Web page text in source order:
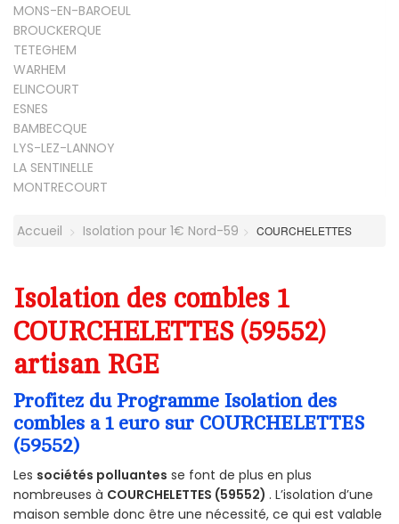
MONS-EN-BAROEUL
BROUCKERQUE
TETEGHEM
WARHEM
ELINCOURT
ESNES
BAMBECQUE
LYS-LEZ-LANNOY
LA SENTINELLE
MONTRECOURT
Accueil Isolation pour 1€ Nord-59 COURCHELETTES
Isolation des combles 1
COURCHELETTES (59552)
artisan RGE
Profitez du Programme Isolation des
combles a 1 euro sur COURCHELETTES
(59552)
Les sociétés polluantes se font de plus en plus
nombreuses à COURCHELETTES (59552) . L’isolation d’une
maison semble donc être une nécessité, ce qui est valable